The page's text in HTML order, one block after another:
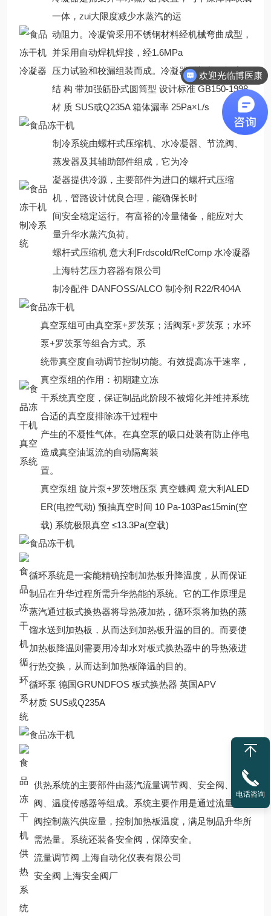
冷凝器
一体，zui大限度减少水蒸汽的运
动阻力。冷凝管采用不锈钢材料经机械弯曲成型，
并采用自动焊机焊接，经1.6MPa
压力试验和校漏组装而成。冷凝器后部装有视窗。
结 构 带加强筋卧式圆筒型 设计标准 GB150-1998
材 质 SUS或Q235A 箱体漏率 25Pa×L/s
制冷系
统
制冷系统由螺杆式压缩机、水冷凝器、节流阀、
蒸发器及其辅助部件组成，它为冷
凝器提供冷源，主要部件为进口的螺杆式压缩
机，管路设计优良合理，能确保长时
间安全稳定运行。有富裕的冷量储备，能应对大
量升华水蒸汽负荷。
螺杆式压缩机 意大利Frdscold/RefComp 水冷凝器
上海特艺压力容器有限公司
制冷配件 DANFOSS/ALCO 制冷剂 R22/R404A
真空
系统
真空泵组可由真空泵+罗茨泵；活阀泵+罗茨泵；水环
泵+罗茨泵等组合方式。系
统带真空度自动调节控制功能。有效提高冻干速率，
真空泵组的作用：初期建立冻
干系统真空度，保证制品此阶段不被熔化并维持系统
合适的真空度排除冻干过程中
产生的不凝性气体。在真空泵的吸口处装有防止停电
造成真空油返流的自动隔离装
置。
真空泵组 旋片泵+罗茨增压泵 真空蝶阀 意大利ALED
ER(电控气动) 预抽真空时间 10 Pa-103Pa≤15min(空
载) 系统极限真空 ≤13.3Pa(空载)
循
环
系
统
循环系统是一套能精确控制加热板升降温度，从而保证
制品在升华过程所需升华热能的系统。它的工作原理是
蒸汽通过板式换热器将导热液加热，循环泵将加热的蒸
馏水送到加热板，从而达到加热板升温的目的。而要使
加热板降温则需要用冷却水对板式换热器中的导热液进
行热交换，从而达到加热板降温的目的。
循环泵 德国GRUNDFOS 板式换热器 英国APV
材质 SUS或Q235A
供
热
系
统
供热系统的主要部件由蒸汽流量调节阀、安全阀、疏水
阀、温度传感器等组成。系统主要作用是通过流量调节
阀控制蒸汽供应量，控制加热板温度，满足制品升华所
需热量。系统还装备安全阀，保障安全。
流量调节阀 上海自动化仪表有限公司
安全阀 上海安全阀厂
电话咨询
欢迎光临博医康